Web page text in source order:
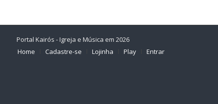
Portal Kairós - Igreja e Música em 2026
Home
Cadastre-se Lojinha Play Entrar